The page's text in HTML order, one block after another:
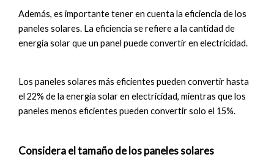
Además, es importante tener en cuenta la eficiencia de los
paneles solares. La eficiencia se refiere a la cantidad de
energía solar que un panel puede convertir en electricidad.
Los paneles solares más eficientes pueden convertir hasta
el 22% de la energía solar en electricidad, mientras que los
paneles menos eficientes pueden convertir solo el 15%.
Considera el tamaño de los paneles solares